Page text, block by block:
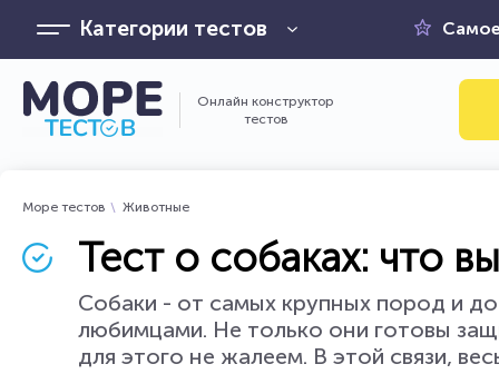
Категории тестов
Онлайн конструктор
тестов
Море тестов Животные
Тест о собаках: что
Собаки - от самых крупных пород и
любимцами. Не только они готовы
для этого не жалеем. В этой связи,